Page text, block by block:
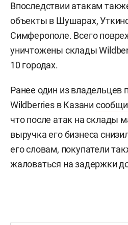
Впоследствии атакам
объекты в Шушарах,
Симферополе. Всего
уничтожены склады
10 городах.
Ранее один из владельцев
Wildberries в Казани
что после атак на склады
выручка его бизнеса
его словам, покупатели
жаловаться на задержки